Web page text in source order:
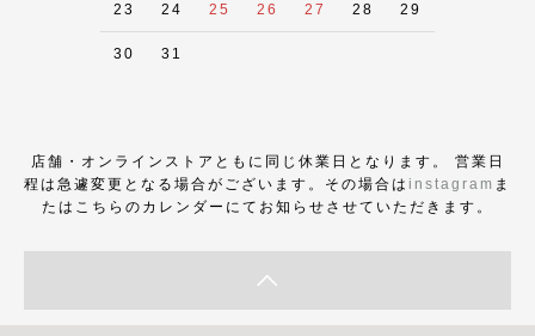
23 24 25 26 27 28 29
30 31
店舗・オンラインストアともに同じ休業日となります。 営業日
程は急遽変更となる場合がございます。その場合は instagram ま
たはこちらのカレンダーにてお知らせさせていただきます。